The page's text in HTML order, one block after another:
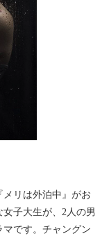
リは外泊中』がお
子大生が、2人の男
です。チャングン